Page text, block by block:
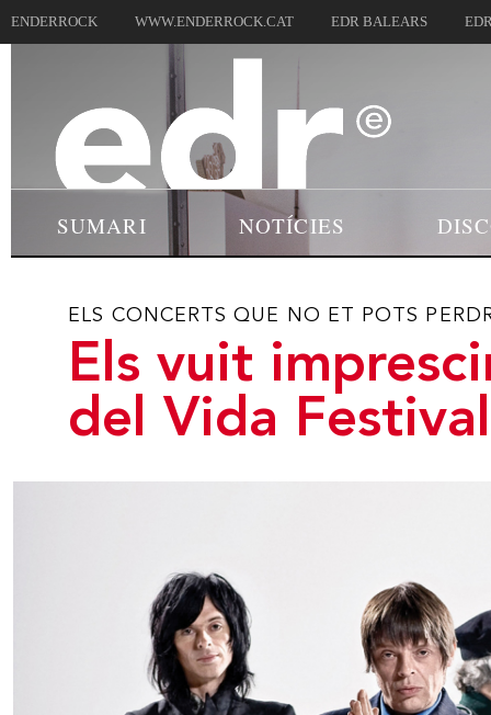
ENDERROCK WWW.ENDERROCK.CAT EDR BALEARS
SUMARI NOTÍCIES
ELS CONCERTS QUE NO ET POTS
Els vuit
del Vida Festival